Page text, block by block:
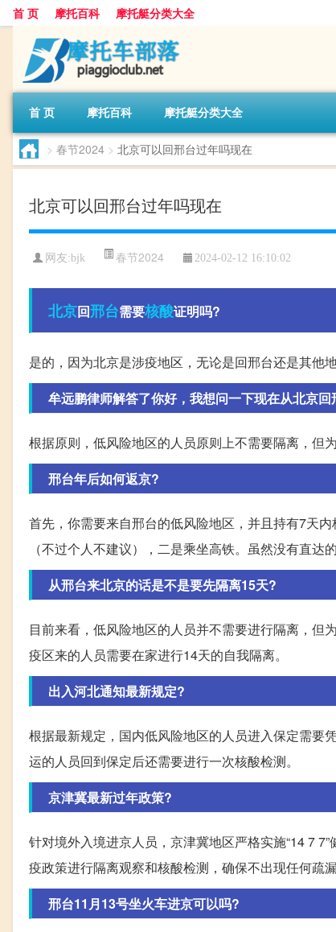
首 页 摩托百科 摩托艇分类大全
首 页 摩托百科 摩托艇分类大全
> 春节2024 > 北京可以回邢台过年吗现在
北京可以回邢台过年吗现在
网友:bjk 春节2024 2024-02-12 16:10:02
北京回邢台需要核酸证明吗?
是的，因为北京是涉疫地区，无论是回邢台还是其他
牟远鹏律师解答了你好，我想问一下现在从北京回
根据原则，低风险地区的人员原则上不需要隔离，但
邢台年后如何返京?
首先，你需要来自邢台的低风险地区，并且持有7天
（不过个人不建议），二是乘坐高铁。虽然没有直达
从邢台来北京的话是不是要先隔离15天?
目前来看，低风险地区的人员并不需要进行隔离，但
疫区来的人员需要在家进行14天的自我隔离。
出入河北通知最新规定?
根据最新规定，国内低风险地区的人员进入保定需要
运的人员回到保定后还需要进行一次核酸检测。
京津冀最新过年政策?
针对境外入境进京人员，京津冀地区严格实施“14 7
疫政策进行隔离观察和核酸检测，确保不出现任何疏漏
邢台11月13号坐火车进京可以吗?